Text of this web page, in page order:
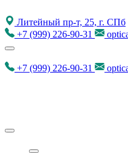
Литейный пр-т, 25, г. СПб
+7 (999) 226-90-31
+7 (999) 226-90-31